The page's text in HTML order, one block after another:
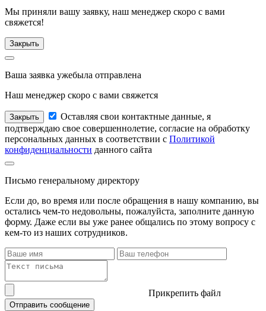
Мы приняли вашу заявку, наш менеджер скоро с вами
свяжется!
Закрыть
Ваша заявка ужебыла отправлена
Наш менеджер скоро с вами свяжется
Закрыть
Оставляя свои контактные данные, я
подтверждаю свое совершеннолетие, согласие на обработку
персональных данных в соответствии с Политикой
конфиденциальности данного сайта
Письмо генеральному директору
Если до, во время или после обращения в нашу компанию, вы
остались чем-то недовольны, пожалуйста, заполните данную
форму. Даже если вы уже ранее общались по этому вопросу с
кем-то из наших сотрудников.
Прикрепить файл
Отправить сообщение